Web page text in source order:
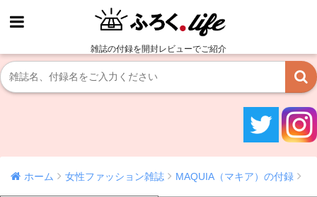
雑誌の付録を開封レビューでご紹介
ホーム 女性ファッション雑誌 MAQUIA（マキア）の付録